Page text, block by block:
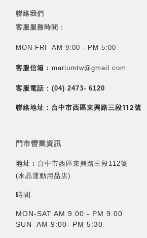
聯絡我們
客服服務時間 :
MON-FRI AM 9:00 - PM 5:00
客服信箱 : mariumtw@gmail.com
客服電話 : (04) 2473- 6120
聯絡地址：台中市西區東興路三段112號
門市營業資訊
地址 : 台中市西區東興路三段112號
(水晶運動用品店)
時間:
MON-SAT AM 9:00 - PM 9:00
SUN AM 9:00- PM 5:30